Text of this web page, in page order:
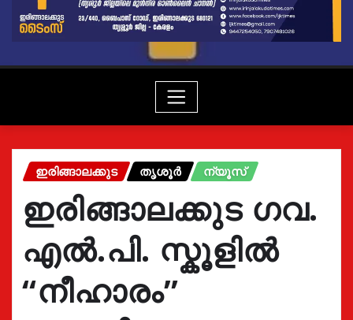
ഇരിങ്ങാലക്കുട തൃശൂർ ന്യൂസ്
ഇരിങ്ങാലക്കുട ഗവ.
എൽ.പി. സ്കൂളിൽ
“നീഹാരം”